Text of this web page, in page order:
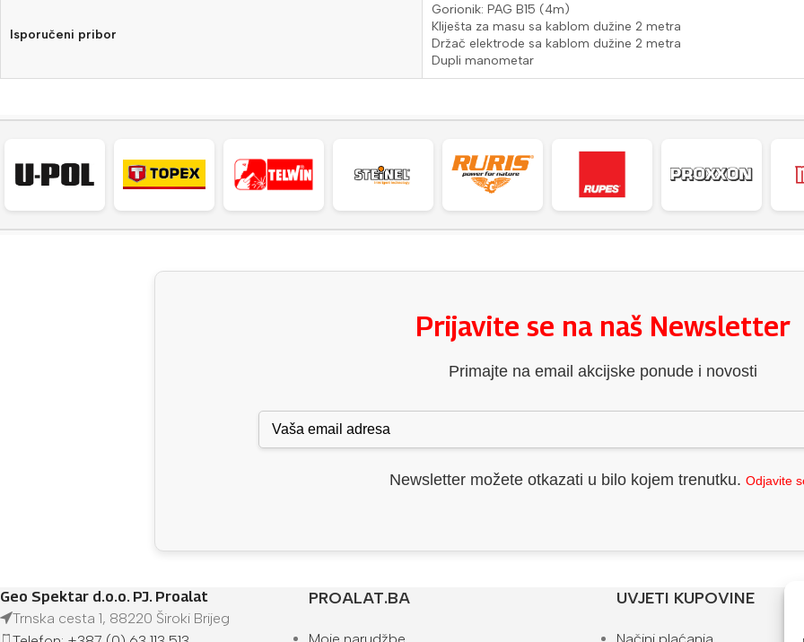
Isporučeni pribor
Gorionik: PAG B15 (4m)
Kliješta za masu sa kablom dužine 2 metra
Držač elektrode sa kablom dužine 2 metra
Dupli manometar
Prijavite se na naš Newsletter
Primajte na email akcijske ponude i novosti
Newsletter možete otkazati u bilo kojem trenutku. Odjavite
Geo Spektar d.o.o. PJ. Proalat
Trnska cesta 1, 88220 Široki Brijeg
PROALAT.BA
Moje narudžbe
UVJETI KUPOVINE
Načini plaćanja